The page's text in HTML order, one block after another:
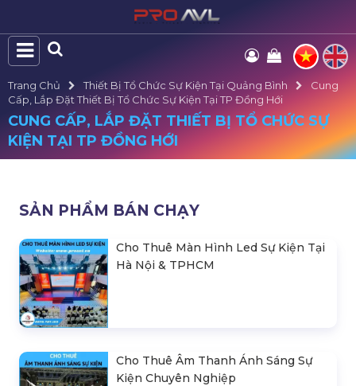
Trang Chủ Thiết Bị Tổ Chức Sự Kiện Tại Quảng Bình
Cung
Cấp, Lắp Đặt Thiết Bị Tổ Chức Sự Kiện Tại TP Đồng Hới
CUNG CẤP, LẮP ĐẶT THIẾT BỊ TỔ CHỨC SỰ
KIỆN TẠI TP ĐỒNG HỚI
SẢN PHẨM BÁN CHẠY
Cho Thuê Màn Hình Led Sự Kiện Tại
Hà Nội & TPHCM
Cho Thuê Âm Thanh Ánh Sáng Sự
Kiện Chuyên Nghiệp